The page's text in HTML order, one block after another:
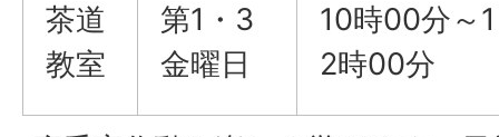
茶道
教室
第1・3
金曜日
10時00分～1
2時00分